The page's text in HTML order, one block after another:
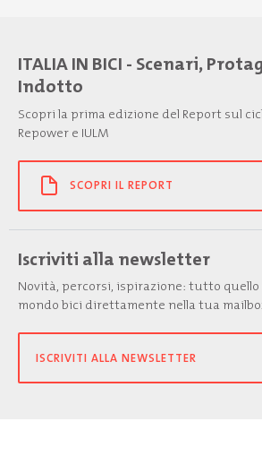
ITALIA IN BICI - Scenari,
Indotto
Scopri la prima edizione del Report sul
Repower e IULM
SCOPRI IL REPORT
Iscriviti alla newsletter
Novità, percorsi, ispirazione: tutto quello
mondo bici direttamente nella tua
ISCRIVITI ALLA NEWSLETTER